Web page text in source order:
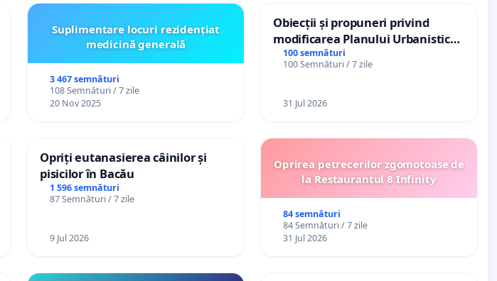
Suplimentare locuri rezidențiat
medicină generală
3 467 semnături
108 Semnături / 7 zile
20 Nov 2025
Obiecții și propuneri privind
modificarea Planului Urbanistic
General al orașului Ialoveni
100 semnături
100 Semnături / 7 zile
31 Jul 2026
Opriți eutanasierea câinilor și
pisicilor în Bacău
1 596 semnături
87 Semnături / 7 zile
9 Jul 2026
Oprirea petrecerilor zgomotoase de
la Restaurantul 8 Infinity
84 semnături
84 Semnături / 7 zile
31 Jul 2026